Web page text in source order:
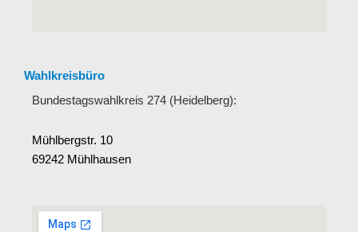
Wahlkreisbüro
Bundestagswahlkreis 274 (Heidelberg):
Mühlbergstr. 10
69242 Mühlhausen